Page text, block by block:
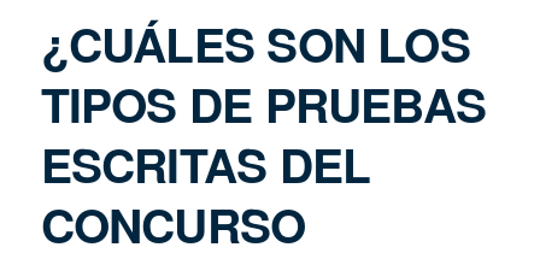
¿CUÁLES SON LOS
TIPOS DE PRUEBAS
ESCRITAS DEL
CONCURSO